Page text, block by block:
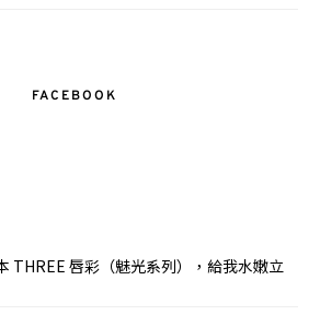
FACEBOOK
THREE 唇彩（魅光系列），給我水嫩立